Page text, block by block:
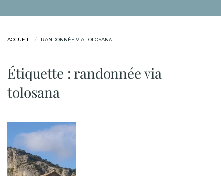
ACCUEIL RANDONNÉE VIA TOLOSANA
Étiquette : randonnée via
tolosana